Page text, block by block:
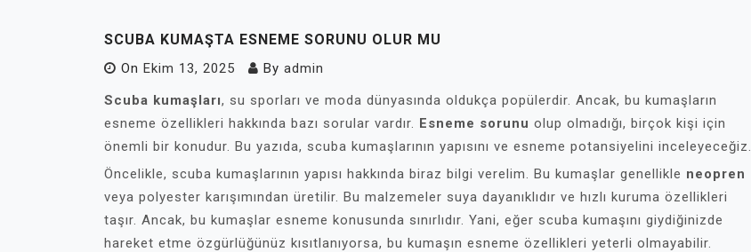
SCUBA KUMAŞTA ESNEME SORUNU OLUR MU
On Ekim 13, 2025 By admin
Scuba kumaşları, su sporları ve moda dünyasında oldukça popülerdir. Ancak, bu kumaşların
esneme özellikleri hakkında bazı sorular vardır. Esneme sorunu olup olmadığı, birçok kişi için
önemli bir konudur. Bu yazıda, scuba kumaşlarının yapısını ve esneme potansiyelini inceleyeceğiz.
Öncelikle, scuba kumaşlarının yapısı hakkında biraz bilgi verelim. Bu kumaşlar genellikle neopren
veya polyester karışımından üretilir. Bu malzemeler suya dayanıklıdır ve hızlı kuruma özellikleri
taşır. Ancak, bu kumaşlar esneme konusunda sınırlıdır. Yani, eğer scuba kumaşını giydiğinizde
hareket etme özgürlüğünüz kısıtlanıyorsa, bu kumaşın esneme özellikleri yeterli olmayabilir.